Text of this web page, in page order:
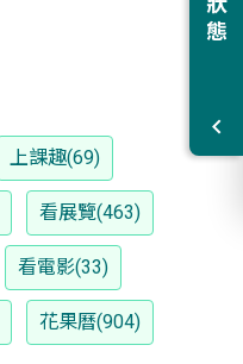
上課趣(69)
看展覽(463)
看電影(33)
花果曆(904)